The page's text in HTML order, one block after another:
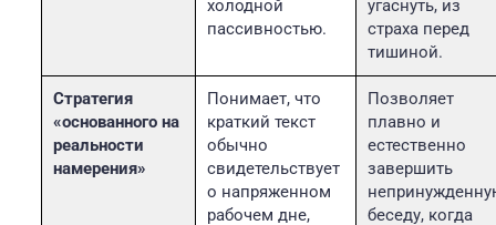
холодной
пассивностью.
угаснуть, из
страха перед
тишиной.
Стратегия
«основанного на
реальности
намерения»
Понимает, что
краткий текст
обычно
свидетельствует
о напряженном
рабочем дне,
Позволяет
плавно и
естественно
завершить
беседу, когда